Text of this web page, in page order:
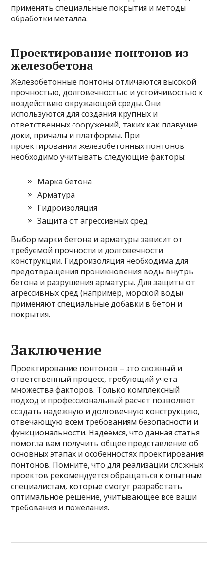
применять специальные покрытия и методы
обработки металла.
Проектирование понтонов из
железобетона
Железобетонные понтоны отличаются высокой
прочностью, долговечностью и устойчивостью к
воздействию окружающей среды. Они
используются для создания крупных и
ответственных сооружений, таких как плавучие
доки, причалы и платформы. При
проектировании железобетонных понтонов
необходимо учитывать следующие факторы:
Марка бетона
Арматура
Гидроизоляция
Защита от агрессивных сред
Выбор марки бетона и арматуры зависит от
требуемой прочности и долговечности
конструкции. Гидроизоляция необходима для
предотвращения проникновения воды внутрь
бетона и разрушения арматуры. Для защиты от
агрессивных сред (например, морской воды)
применяют специальные добавки в бетон и
покрытия.
Заключение
Проектирование понтонов – это сложный и
ответственный процесс, требующий учета
множества факторов. Только комплексный
подход и профессиональный расчет позволяют
создать надежную и долговечную конструкцию,
отвечающую всем требованиям безопасности и
функциональности. Надеемся, что данная статья
помогла вам получить общее представление об
основных этапах и особенностях проектирования
понтонов. Помните, что для реализации сложных
проектов рекомендуется обращаться к опытным
специалистам, которые смогут разработать
оптимальное решение, учитывающее все ваши
требования и пожелания.